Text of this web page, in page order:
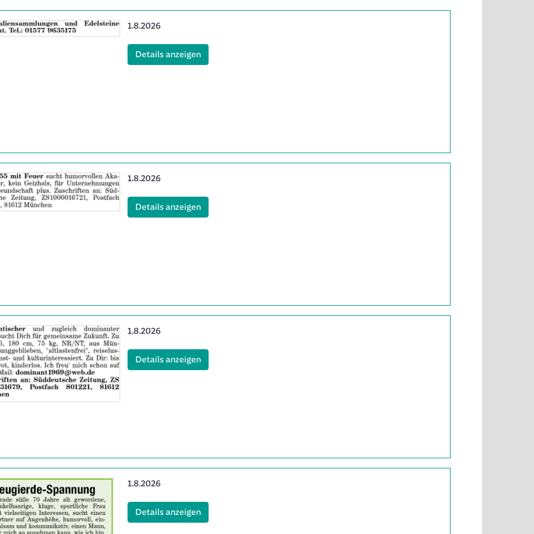
Erscheinungsdatum:
1.8.2026
Details anzeigen(ID: 2062027)
Erscheinungsdatum:
1.8.2026
Details anzeigen(ID: 2063136)
Erscheinungsdatum:
1.8.2026
Details anzeigen(ID: 2063141)
Erscheinungsdatum:
1.8.2026
Details anzeigen(ID: 2063142)